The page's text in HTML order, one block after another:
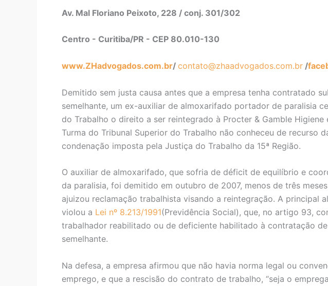
Av. Mal Floriano Peixoto, 228 / conj. 301/302
Centro - Curitiba/PR - CEP 80.010-130
www.ZHadvogados.com.br/ contato@zhaadvogados.com.br /
Demitido sem justa causa antes que a empresa tenha contratado
semelhante, um ex-auxiliar de almoxarifado portador de paralisia
do Trabalho o direito a ser reintegrado à Procter & Gamble Higiene
Turma do Tribunal Superior do Trabalho não conheceu de recurso
condenação imposta pela Justiça do Trabalho da 15ª Região.
O auxiliar de almoxarifado, que sofria de déficit de equilíbrio e
da paralisia, foi demitido em outubro de 2007, menos de três
ajuizou reclamação trabalhista visando a reintegração. A principal
violou a Lei nº 8.213/1991(Previdência Social), que, no artigo 93,
trabalhador reabilitado ou de deficiente habilitado à contratação
semelhante.
Na defesa, a empresa afirmou que não havia norma legal ou
emprego, e que a rescisão do contrato de trabalho, “seja o